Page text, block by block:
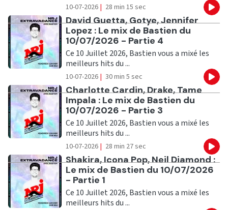
10-07-2026 | 28 min 15 sec
Ecouter
David Guetta, Gotye, Jennifer
Lopez : Le mix de Bastien du
10/07/2026 - Partie 4
Ce 10 Juillet 2026, Bastien vous a mixé les
meilleurs hits du ...
10-07-2026 | 30 min 5 sec
Ecouter
Charlotte Cardin, Drake, Tame
Impala : Le mix de Bastien du
10/07/2026 - Partie 3
Ce 10 Juillet 2026, Bastien vous a mixé les
meilleurs hits du ...
10-07-2026 | 28 min 27 sec
Ecouter
Shakira, Icona Pop, Neil Diamond :
Le mix de Bastien du 10/07/2026
- Partie 1
Ce 10 Juillet 2026, Bastien vous a mixé les
meilleurs hits du ...